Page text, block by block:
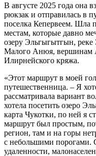
В августе 2025 года она
рюкзак и отправилась в
поселка Кепервеем. Шла
местам, которые давно
озеру Эльгыгытгын,
Малого Анюя, вершинам
Илирнейского кряжа.
«Этот маршрут в моей
путешественница. – Я
рассматривала вариант
хотела посетить озеро
карта Чукотки, по ней я
маршрут был простым,
регион, там и на горы
с небольшими порогами.
удаленности,